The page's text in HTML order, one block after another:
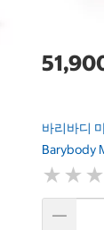
바리바디
Barybody
★ ★ ★
★ ★ ★